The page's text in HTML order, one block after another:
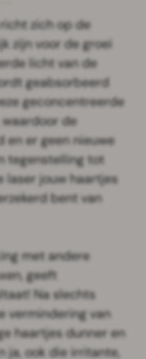
zich op de
zijn voor de groei
licht van de
geabsorbeerd
geconcentreerde
de
en er geen nieuwe
tegenstelling tot
laser jouw haartjes
bent van
met andere
geeft
Na slechts
vermindering van
haartjes dunner en
ja, ook die irritante,